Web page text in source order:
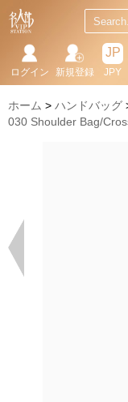
JP
JPY
新規登録
ログイン
ホーム ハンドバッグ
030 Shoulder Bag/